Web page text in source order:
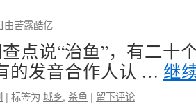
由苦露酷亿
点说“治鱼”，有二十
的发音合作人认 … 继
| 标签为 城乡, 杀鱼 | 留下评论